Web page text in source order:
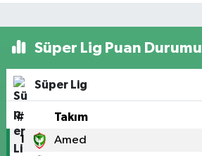
Süper Lig Puan Durumu
Süper Lig
# Takım
1 Amed